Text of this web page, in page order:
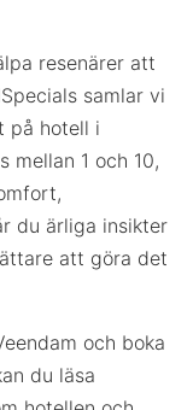
resenärer att
samlar vi
på hotell i
mellan 1 och 10,
du ärliga insikter
att göra det
och boka
du läsa